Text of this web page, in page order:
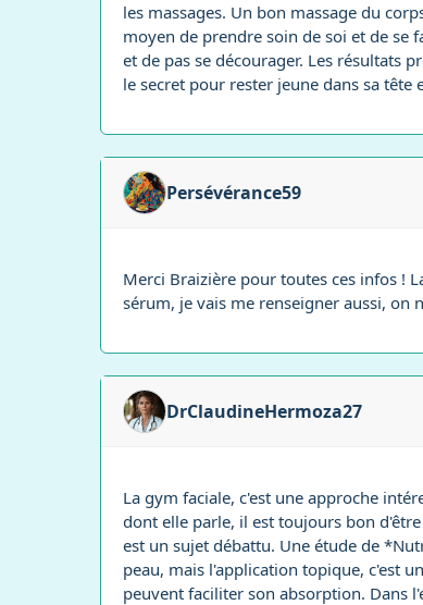
les massages. Un bon massage du
moyen de prendre soin de soi et de se
et de pas se décourager. Les résultats
le secret pour rester jeune dans sa tête
Persévérance59
Merci Braizière pour toutes ces infos !
sérum, je vais me renseigner aussi, on
DrClaudineHermoza27
La gym faciale, c'est une approche
dont elle parle, il est toujours bon
est un sujet débattu. Une étude de
peau, mais l'application topique, c'est
peuvent faciliter son absorption. Dans